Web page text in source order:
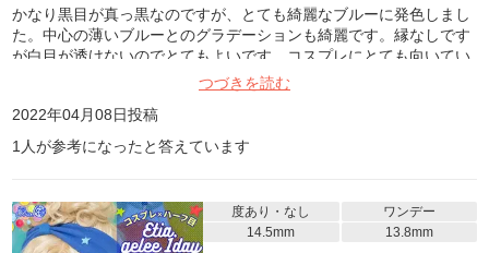
かなり黒目が真っ黒なのですが、とても綺麗なブルーに発色しまし
た。中心の薄いブルーとのグラデーションも綺麗です。縁なしです
が白目が透けないのでとてもよいです。コスプレにとても向いてい
つづきを読む
2022年04月08日投稿
1 人が参考になったと答えています
度あり・なし
ワンデー
14.5mm
13.8mm